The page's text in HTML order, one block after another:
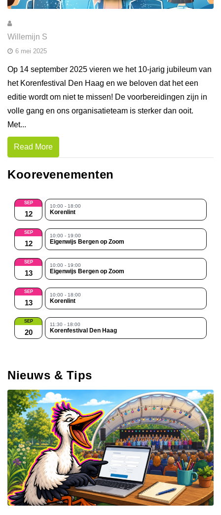
Willemijn S
6 mei 2025
Op 14 september 2025 vieren we het 10-jarig jubileum van
het Korenfestival Den Haag en we beloven dat het een
editie wordt om niet te missen! De voorbereidingen zijn in
volle gang en ons organisatieteam is sterker dan ooit.
Met...
Read More
Koorevenementen
SEP
12
10:00 - 18:00
Korenlint
SEP
12
10:00 - 19:00
Eigenwijs Bergen op Zoom
SEP
13
10:00 - 19:00
Eigenwijs Bergen op Zoom
SEP
13
10:00 - 18:00
Korenlint
SEP
20
11:30 - 18:00
Korenfestival Den Haag
Nieuws & Tips